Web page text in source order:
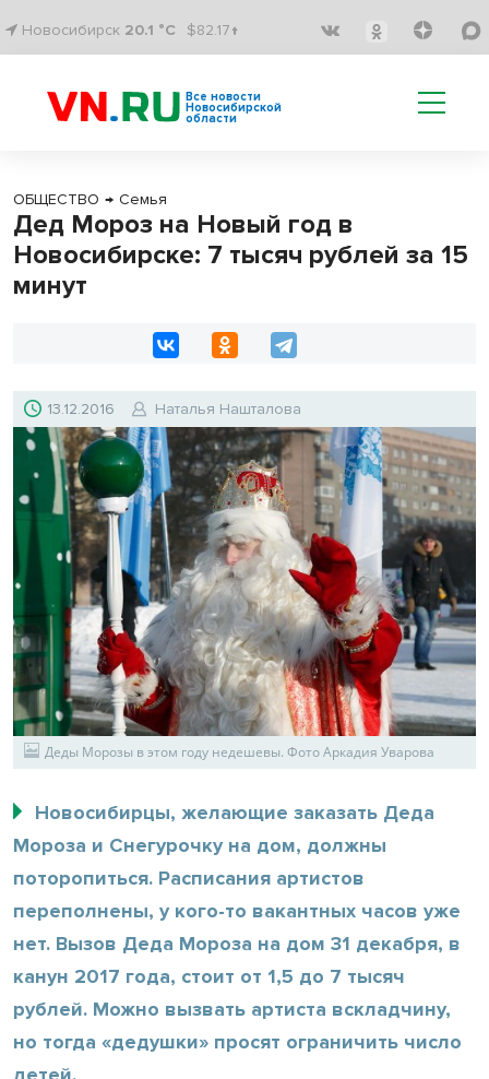
Новосибирск 20.1 °C $82.17↑
Все новости
Новосибирской
области
ОБЩЕСТВО → Семья
Дед Мороз на Новый год в
Новосибирске: 7 тысяч рублей за 15
минут
13.12.2016 Наталья Нашталова
Деды Морозы в этом году недешевы. Фото Аркадия Уварова
Новосибирцы, желающие заказать Деда
Мороза и Снегурочку на дом, должны
поторопиться. Расписания артистов
переполнены, у кого-то вакантных часов уже
нет. Вызов Деда Мороза на дом 31 декабря, в
канун 2017 года, стоит от 1,5 до 7 тысяч
рублей. Можно вызвать артиста вскладчину,
но тогда «дедушки» просят ограничить число